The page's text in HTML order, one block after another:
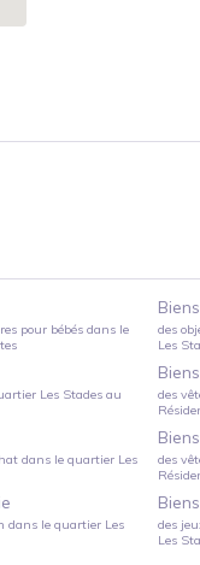
pour bébésdans le
Les Stadesau
dans le quartier Les
dans le quartier Les
des
Les
des
des
des
Les